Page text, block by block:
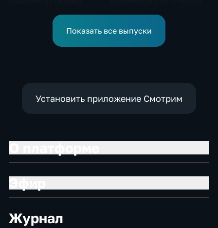
соревнования по хай-
спецслужбы Израиля
Показать все выпуски
Установить приложение Смотрим
Журнал